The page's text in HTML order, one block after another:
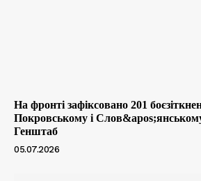
На фронті зафіксовано 201
Покровському і
Генштаб
05.07.2026